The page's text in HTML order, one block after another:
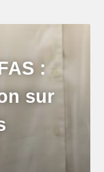
:
sur